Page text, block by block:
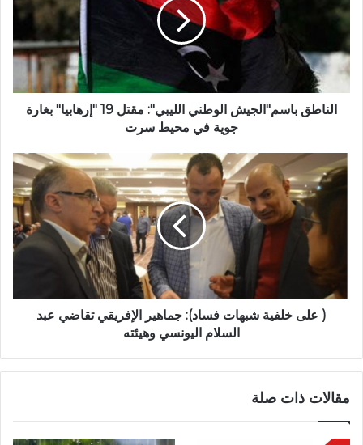
الناطق باسم"الجيش الوطني الليبي": مقتل 19 "إرهابيا" بغارة
جوية في محيط سرت
( على خلفية شبهات فساد): جماهير الإفريقي تقاضي عبد
السلام اليونسي وهيئته
مقالات ذات صلة